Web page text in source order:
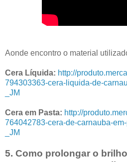
Aonde encontro o material
Cera Líquida: http://
794303363-cera-liquida-de-
_JM
Cera em Pasta: http://
764042783-cera-de-carnauba-
_JM
5. Como prolongar o